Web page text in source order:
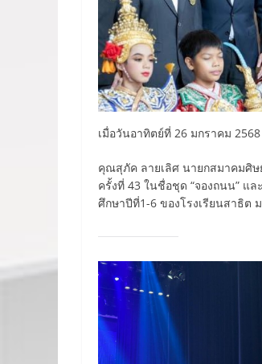
เมื่อวันอาทิตย์ที่ 26 มกราคม 2568
คุณสุภัค ลายเลิศ นายกสมาคมศิษ
ครั้งที่ 43 ในชื่อชุด “จองถนน” แ
ศึกษาปีที่1-6 ของโรงเรียนสาธิ